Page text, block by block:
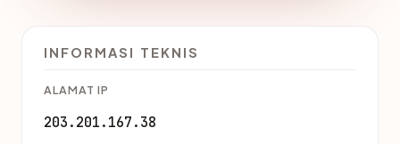
INFORMASI TEKNIS
ALAMAT IP
203.201.167.38